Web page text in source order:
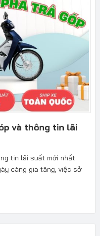
và thông tin lãi
tin lãi suất mới nhất
càng gia tăng, việc sở